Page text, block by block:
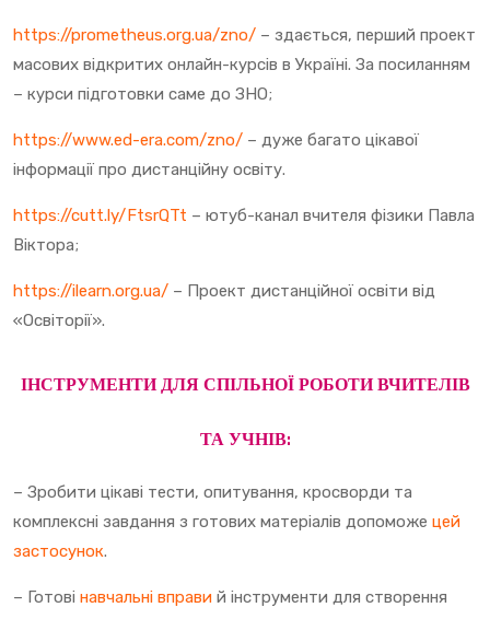
https://prometheus.org.ua/zno/ – здається, перший проект
масових відкритих онлайн-курсів в Україні. За посиланням
– курси підготовки саме до ЗНО;
https://www.ed-era.com/zno/ – дуже багато цікавої
інформації про дистанційну освіту.
https://cutt.ly/FtsrQTt – ютуб-канал вчителя фізики Павла
Віктора;
https://ilearn.org.ua/ – Проект дистанційної освіти від
«Освіторії».
ІНСТРУМЕНТИ ДЛЯ СПІЛЬНОЇ РОБОТИ ВЧИТЕЛІВ
ТА УЧНІВ:
– Зробити цікаві тести, опитування, кросворди та
комплексні завдання з готових матеріалів допоможе цей
застосунок.
– Готові навчальні вправи й інструменти для створення